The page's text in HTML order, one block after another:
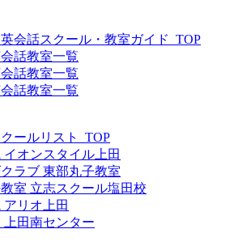
会話スクール・教室ガイド_TOP
話教室一覧
話教室一覧
話教室一覧
ールリスト_TOP
オンスタイル上田
ラブ 東部丸子教室
室 立志スクール塩田校
リオ上田
上田南センター